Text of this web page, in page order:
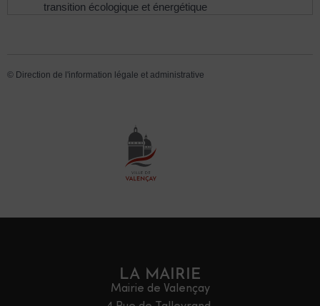
transition écologique et énergétique
© Direction de l'information légale et administrative
LA MAIRIE
Mairie de Valençay